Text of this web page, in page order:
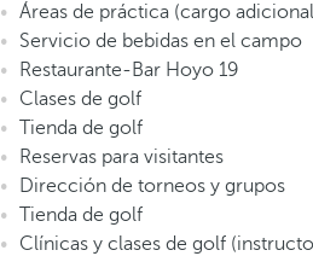
Áreas de práctica (cargo
Servicio de bebidas en el campo
Restaurante-Bar Hoyo 19
Clases de golf
Tienda de golf
Reservas para visitantes
Dirección de torneos y grupos
Tienda de golf
Clínicas y clases de golf